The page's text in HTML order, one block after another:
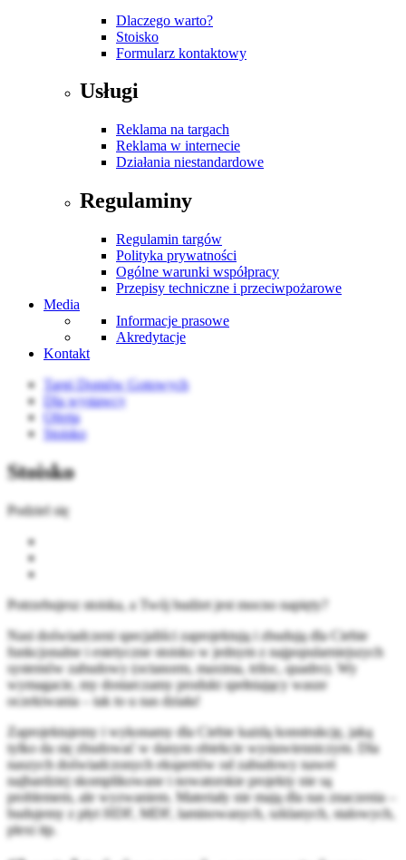
Dlaczego warto?
Stoisko
Formularz kontaktowy
Usługi
Reklama na targach
Reklama w internecie
Działania niestandardowe
Regulaminy
Regulamin targów
Polityka prywatności
Ogólne warunki współpracy
Przepisy techniczne i przeciwpożarowe
Media
Informacje prasowe
Akredytacje
Kontakt
Targi Domów Gotowych
Dla wystawcy
Oferta
Stoisko
Stoisko
Podziel się
Potrzebujesz stoiska, a Twój budżet jest mocno napięty?
Nasi doświadczeni specjaliści zaprojektują i zbudują dla Ciebie
funkcjonalne i estetyczne stoisko w jednym z najpopularniejszych
systemów zabudowy (octanorm, maxima, triloc, quadro). Wy
wymagacie, my dostarczamy produkt spełniający wasze
oczekiwania – tak to u nas działa!
Zaprojektujemy i wykonamy dla Ciebie każdą konstrukcję, jaką
tylko da się zbudować w danym obiekcie wystawienniczym. Dla
naszych doświadczonych ekspertów od zabudowy nawet
najbardziej skomplikowane i nowatorskie projekty nie są
problemem, ale wyzwaniem. Materiały nie mają dla nas znaczenia –
budujemy z płyt HDF, MDF, laminowanych, szklanych, stalowych,
plexi itp.